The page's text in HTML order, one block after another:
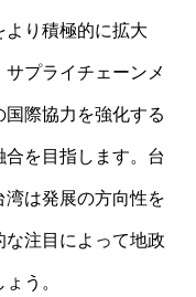
より積極的に拡大
プライチェーンメ
際協力を強化する
を目指します。台
は発展の方向性を
注目によって地政
う。